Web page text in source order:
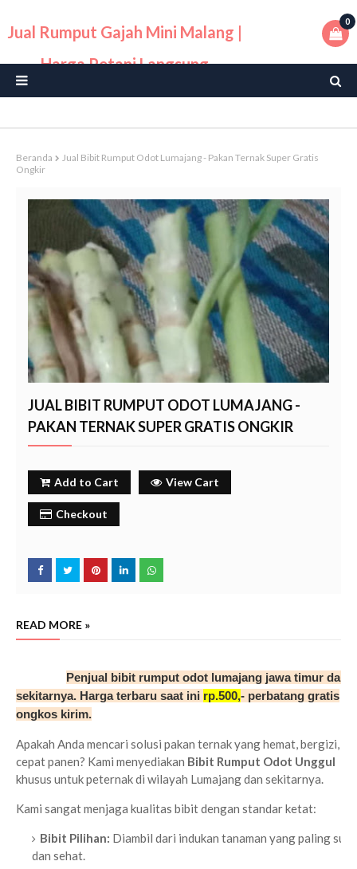
Jual Rumput Gajah Mini Malang |
Harga Petani Langsung
0
Beranda
Jual Bibit Rumput Odot Lumajang - Pakan Ternak Super Gratis
Ongkir
JUAL BIBIT RUMPUT ODOT LUMAJANG -
PAKAN TERNAK SUPER GRATIS ONGKIR
Add to Cart View Cart
Checkout
READ MORE »
Penjual bibit rumput odot lumajang jawatimur dan
sekitarnya. Harga terbaru saat ini rp.500,- perbatang gratis
ongkos kirim.
Apakah Anda mencari solusi pakan ternak yang hemat, bergizi,
cepat panen? Kami menyediakan Bibit Rumput Odot Unggul
khusus untuk peternak di wilayah Lumajang dan sekitarnya.
Kami sangat menjaga kualitas bibit dengan standar ketat:
Bibit Pilihan: Diambil dari indukan tanaman yang paling
dan sehat.